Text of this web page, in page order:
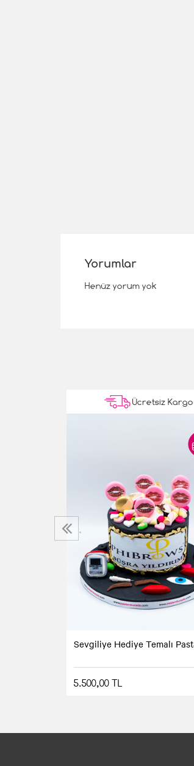
Yorumlar
Henüz yorum yok
Ücretsiz Kargo
Sevgiliye Hediye Temalı
5.500,00 TL
‹